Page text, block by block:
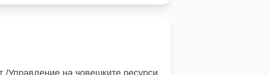
Управление на човешките ресурси